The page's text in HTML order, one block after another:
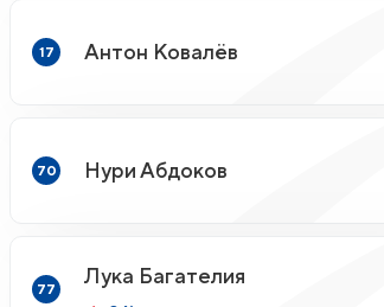
17 Антон Ковалёв
70 Нури Абдоков
77
Лука Багателия